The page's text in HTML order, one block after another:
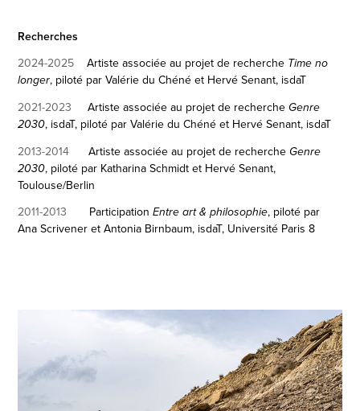
Recherches
2024-2025 Artiste associée au projet de recherche Time no
longer, piloté par Valérie du Chéné et Hervé Senant, isdaT
2021-2023 Artiste associée au projet de rechercheGenre
2030, isdaT, piloté par Valérie du Chéné et Hervé Senant, isdaT
2013-2014
Artiste associée au projet de rechercheGenre
2030, piloté par Katharina Schmidt et Hervé Senant,
Toulouse/Berlin
2011-2013 ParticipationEntre art & philosophie, piloté par
Ana Scrivener et Antonia Birnbaum, isdaT, Université Paris 8